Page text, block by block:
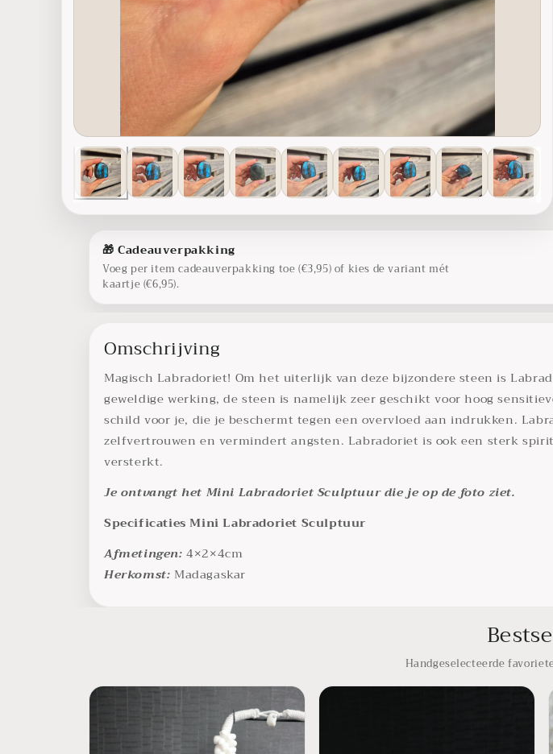
🎁 Cadeauverpakking
Voeg per item cadeauverpakking toe (€3,95) of kies de variant mét
kaartje (€6,95).
Omschrijving
Magisch Labradoriet! Om het uiterlijk van deze bijzondere steen is
geweldige werking, de steen is namelijk zeer geschikt voor hoog
schild voor je, die je beschermt tegen een overvloed aan indrukken.
zelfvertrouwen en vermindert angsten. Labradoriet is ook een sterk
versterkt.
Je ontvangt het Mini Labradoriet Sculptuur die je op de foto ziet.
Specificaties Mini Labradoriet Sculptuur
Afmetingen: 4×2×4cm
Herkomst: Madagaskar
Handgeselecteerde